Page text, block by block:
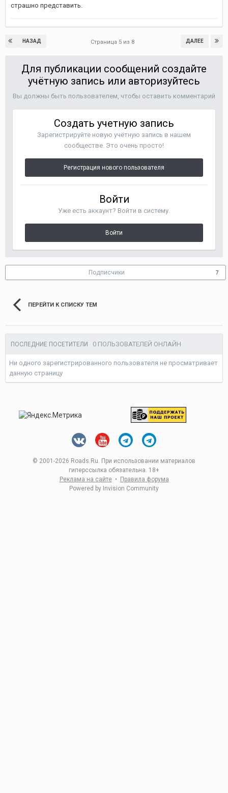
страшно представить.
НАЗАД ДАЛЕЕ
Страница 5 из 8
Для публикации сообщений создайте
учётную запись или авторизуйтесь
Вы должны быть пользователем, чтобы оставить комментарий
Создать учетную запись
Зарегистрируйте новую учётную запись в нашем
сообществе. Это очень просто!
Регистрация нового пользователя
Войти
Уже есть аккаунт? Войти в систему.
Войти
Подписчики 7
ПЕРЕЙТИ К СПИСКУ ТЕМ
ПОСЛЕДНИЕ ПОСЕТИТЕЛИ 0 ПОЛЬЗОВАТЕЛЕЙ ОНЛАЙН
Ни одного зарегистрированного пользователя не просматривает
данную страницу
© 2001-2026 Roads.Ru. При использовании материалов
гиперссылка обязательна. 18+
Реклама на сайте•
Правила форума
Powered by Invision Community